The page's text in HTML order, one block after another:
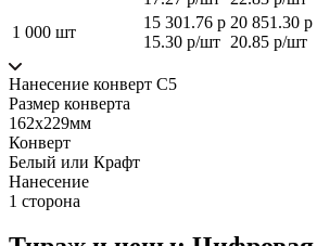
1 000 шт
15 301.76 р
15.30 р/шт
20 851.30 р
20.85 р/шт
Нанесение конверт С5
Размер конверта
162х229мм
Конверт
Белый или Крафт
Нанесение
1 сторона